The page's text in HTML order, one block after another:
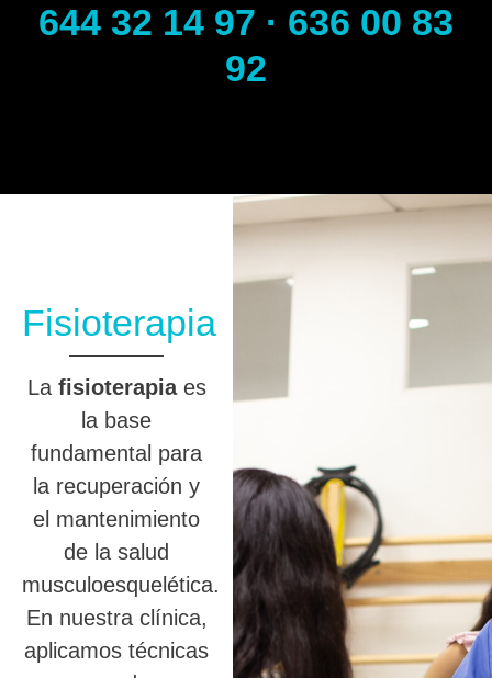
644 32 14 97 · 636 00 83
92
Fisioterapia
La fisioterapiaes
la base
fundamental para
la recuperación y
el mantenimiento
de la salud
musculoesquelética.
En nuestra clínica,
aplicamos técnicas